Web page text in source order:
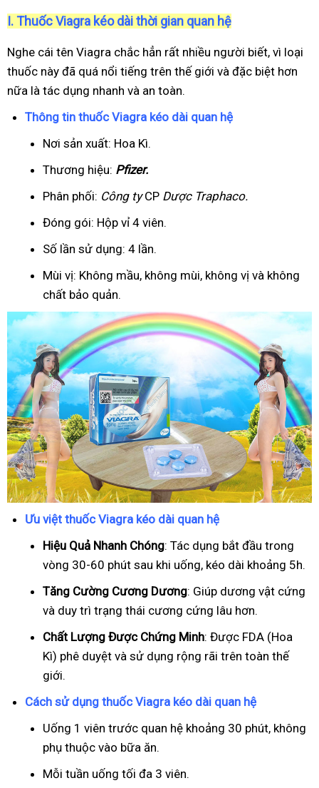
I. Thuốc Viagra kéo dài thời gian quan hệ
Nghe cái tên Viagra chắc hẳn rất nhiều người biết, vì loại
thuốc này đã quá nổi tiếng trên thế giới và đặc biệt hơn
nữa là tác dụng nhanh và an toàn.
Thông tin thuốc Viagra kéo dài quan hệ
Nơi sản xuất: Hoa Kì.
Thương hiệu: Pfizer.
Phân phối: Công tyCP Dược Traphaco.
Đóng gói: Hộp vỉ 4 viên.
Số lần sử dụng: 4 lần.
Mùi vị: Không mầu, không mùi, không vị và không
chất bảo quản.
Ưu việt thuốc Viagra kéo dài quan hệ
Hiệu Quả Nhanh Chóng: Tác dụng bắt đầu trong
vòng 30-60 phút sau khi uống, kéo dài khoảng 5h.
Tăng Cường Cương Dương: Giúp dương vật cứng
và duy trì trạng thái cương cứng lâu hơn.
Chất Lượng Được Chứng Minh: Được FDA (Hoa
Kì) phê duyệt và sử dụng rộng rãi trên toàn thế
giới.
Cách sử dụng thuốc Viagra kéo dài quan hệ
Uống 1 viên trước quan hệ khoảng 30 phút, không
phụ thuộc vào bữa ăn.
Mỗi tuần uống tối đa 3 viên.